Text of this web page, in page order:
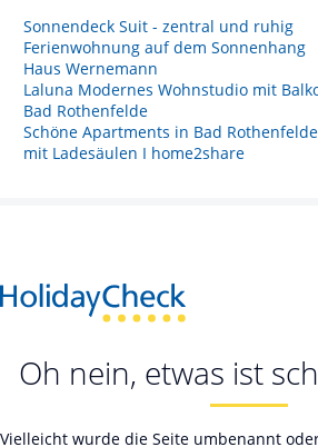
Sonnendeck Suit - zentral und ruhig
Ferienwohnung auf dem Sonnenhang
Haus Wernemann
Laluna Modernes Wohnstudio mit
Bad Rothenfelde
Schöne Apartments in Bad
mit Ladesäulen I home2share
Oh nein, etwas ist
Vielleicht wurde die Seite umbenannt